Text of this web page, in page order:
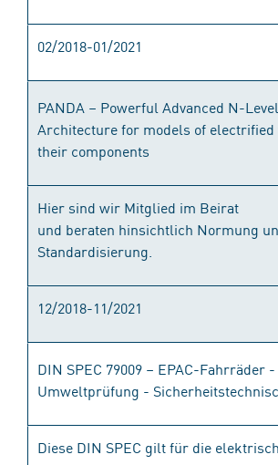
02/2018-01/2021
PANDA – Powerful Advanced N-
Architecture for models of electrified
their components
Hier sind wir Mitglied im Beirat
und beraten hinsichtlich Normung
Standardisierung.
12/2018-11/2021
DIN SPEC 79009 – EPAC-Fahrräder -
Umweltprüfung -
Diese DIN SPEC gilt für die